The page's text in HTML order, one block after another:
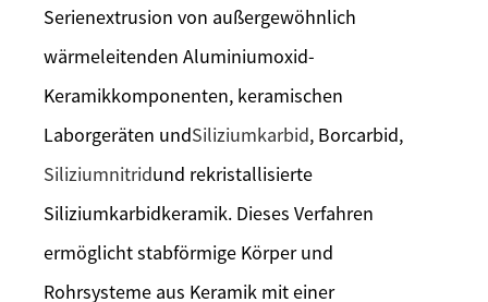
Serienextrusion von außergewöhnlich
wärmeleitenden Aluminiumoxid-
Keramikkomponenten, keramischen
Laborgeräten undSiliziumkarbid, Borcarbid,
Siliziumnitridund rekristallisierte
Siliziumkarbidkeramik. Dieses Verfahren
ermöglicht stabförmige Körper und
Rohrsysteme aus Keramik mit einer